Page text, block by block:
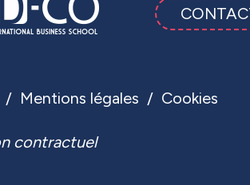
Mentions légales Cookies
contractuel